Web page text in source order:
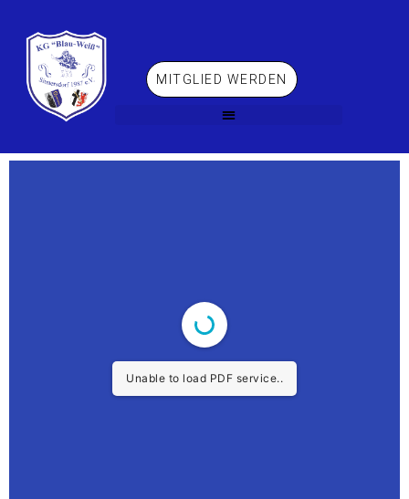
MITGLIED WERDEN
Session 2021/22
Unable to load PDF service..